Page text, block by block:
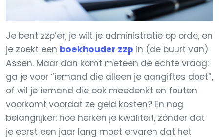
Je bent zzp’er, je wilt je administratie op orde, en
je zoekt een boekhouder zzp in (de buurt van)
Assen. Maar dan komt meteen de echte vraag:
ga je voor “iemand die alleen je aangiftes doet”,
of wil je iemand die ook meedenkt en fouten
voorkomt voordat ze geld kosten? En nog
belangrijker: hoe herken je kwaliteit, zónder dat
je eerst een jaar lang moet ervaren dat het